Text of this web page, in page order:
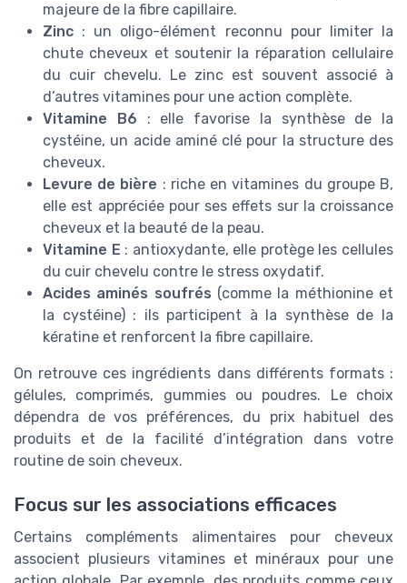
majeure de la fibre capillaire.
Zinc : un oligo-élément reconnu pour limiter la
chute cheveux et soutenir la réparation cellulaire
du cuir chevelu. Le zinc est souvent associé à
d’autres vitamines pour une action complète.
Vitamine B6 : elle favorise la synthèse de la
cystéine, un acide aminé clé pour la structure des
cheveux.
Levure de bière : riche en vitamines du groupe B,
elle est appréciée pour ses effets sur la croissance
cheveux et la beauté de la peau.
Vitamine E : antioxydante, elle protège les cellules
du cuir chevelu contre le stress oxydatif.
Acides aminés soufrés (comme la méthionine et
la cystéine) : ils participent à la synthèse de la
kératine et renforcent la fibre capillaire.
On retrouve ces ingrédients dans différents formats :
gélules, comprimés, gummies ou poudres. Le choix
dépendra de vos préférences, du prix habituel des
produits et de la facilité d’intégration dans votre
routine de soin cheveux.
Focus sur les associations efficaces
Certains compléments alimentaires pour cheveux
associent plusieurs vitamines et minéraux pour une